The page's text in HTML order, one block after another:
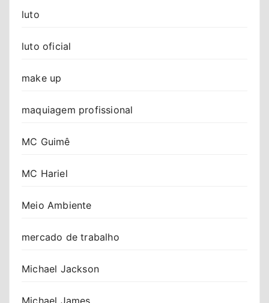
luto
luto oficial
make up
maquiagem profissional
MC Guimê
MC Hariel
Meio Ambiente
mercado de trabalho
Michael Jackson